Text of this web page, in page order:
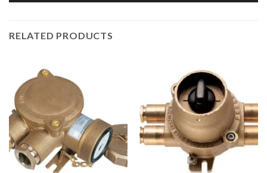
RELATED PRODUCTS